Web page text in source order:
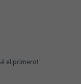
el primero!